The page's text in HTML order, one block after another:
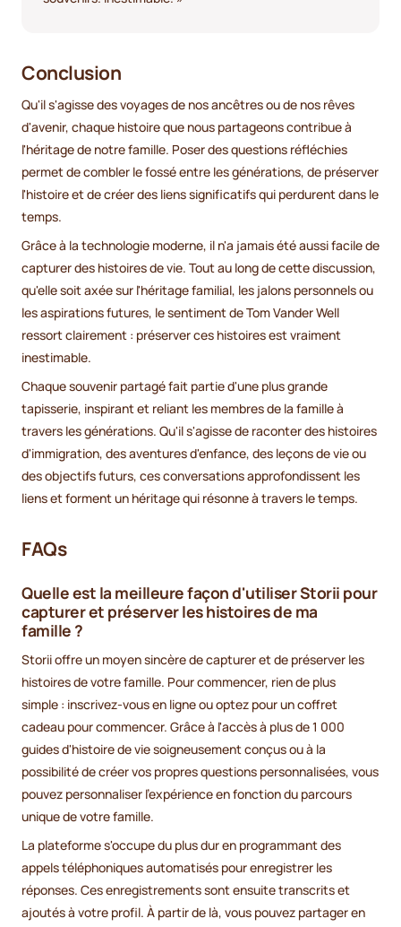
Conclusion
Qu'il s'agisse des voyages de nos ancêtres ou de nos rêves
d'avenir, chaque histoire que nous partageons contribue à
l'héritage de notre famille. Poser des questions réfléchies
permet de combler le fossé entre les générations, de préserver
l'histoire et de créer des liens significatifs qui perdurent dans le
temps.
Grâce à la technologie moderne, il n'a jamais été aussi facile de
capturer des histoires de vie. Tout au long de cette discussion,
qu'elle soit axée sur l'héritage familial, les jalons personnels ou
les aspirations futures, le sentiment de Tom Vander Well
ressort clairement : préserver ces histoires est vraiment
inestimable.
Chaque souvenir partagé fait partie d'une plus grande
tapisserie, inspirant et reliant les membres de la famille à
travers les générations. Qu'il s'agisse de raconter des histoires
d'immigration, des aventures d'enfance, des leçons de vie ou
des objectifs futurs, ces conversations approfondissent les
liens et forment un héritage qui résonne à travers le temps.
FAQs
Quelle est la meilleure façon d'utiliser Storii pour
capturer et préserver les histoires de ma
famille ?
Storii offre un moyen sincère de capturer et de préserver les
histoires de votre famille. Pour commencer, rien de plus
simple : inscrivez-vous en ligne ou optez pour un coffret
cadeau pour commencer. Grâce à l'accès à plus de 1 000
guides d'histoire de vie soigneusement conçus ou à la
possibilité de créer vos propres questions personnalisées, vous
pouvez personnaliser l'expérience en fonction du parcours
unique de votre famille.
La plateforme s'occupe du plus dur en programmant des
appels téléphoniques automatisés pour enregistrer les
réponses. Ces enregistrements sont ensuite transcrits et
ajoutés à votre profil. À partir de là, vous pouvez partager en